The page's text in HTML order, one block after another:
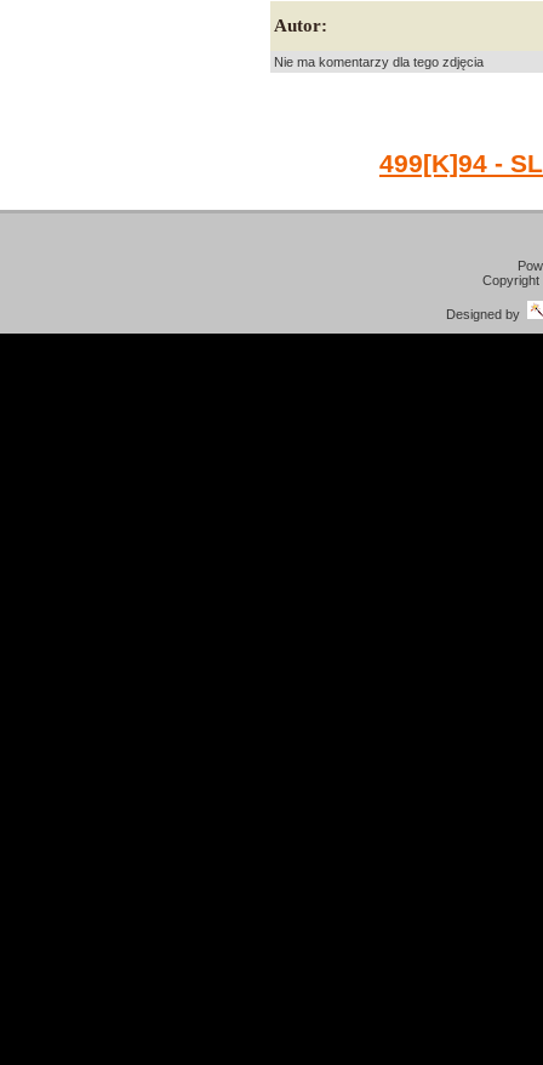
Autor:
Nie ma komentarzy dla tego zdjęcia
499[K]94 -
Designed by